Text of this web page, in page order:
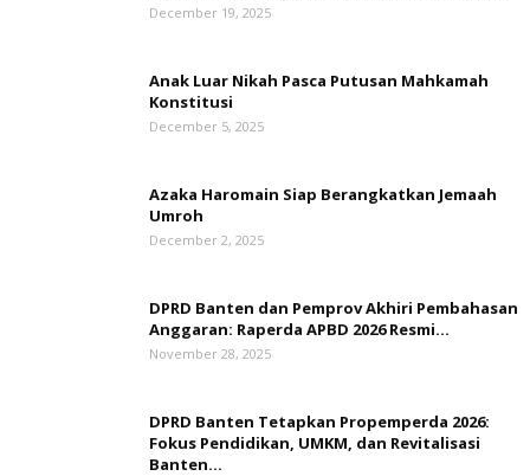
December 19, 2025
Anak Luar Nikah Pasca Putusan Mahkamah
Konstitusi
December 5, 2025
Azaka Haromain Siap Berangkatkan Jemaah
Umroh
December 2, 2025
DPRD Banten dan Pemprov Akhiri Pembahasan
Anggaran: Raperda APBD 2026 Resmi...
November 28, 2025
DPRD Banten Tetapkan Propemperda 2026:
Fokus Pendidikan, UMKM, dan Revitalisasi
Banten...